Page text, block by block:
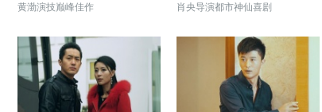
黄渤演技巅峰佳作 肖央导演都市神仙喜剧